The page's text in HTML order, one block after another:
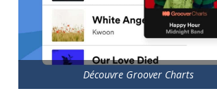
Découvre Groover Charts